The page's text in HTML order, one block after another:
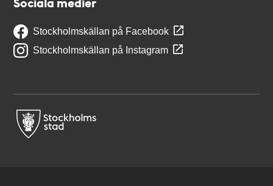
Stockholmskällan på Facebook
Stockholmskällan på Instagram